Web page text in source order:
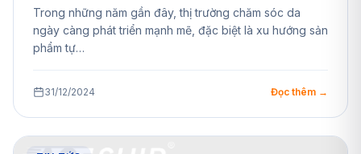
Trong những năm gần đây, thị trường chăm sóc da
ngày càng phát triển mạnh mẽ, đặc biệt là xu hướng sản
phẩm tự…
31/12/2024 Đọc thêm →